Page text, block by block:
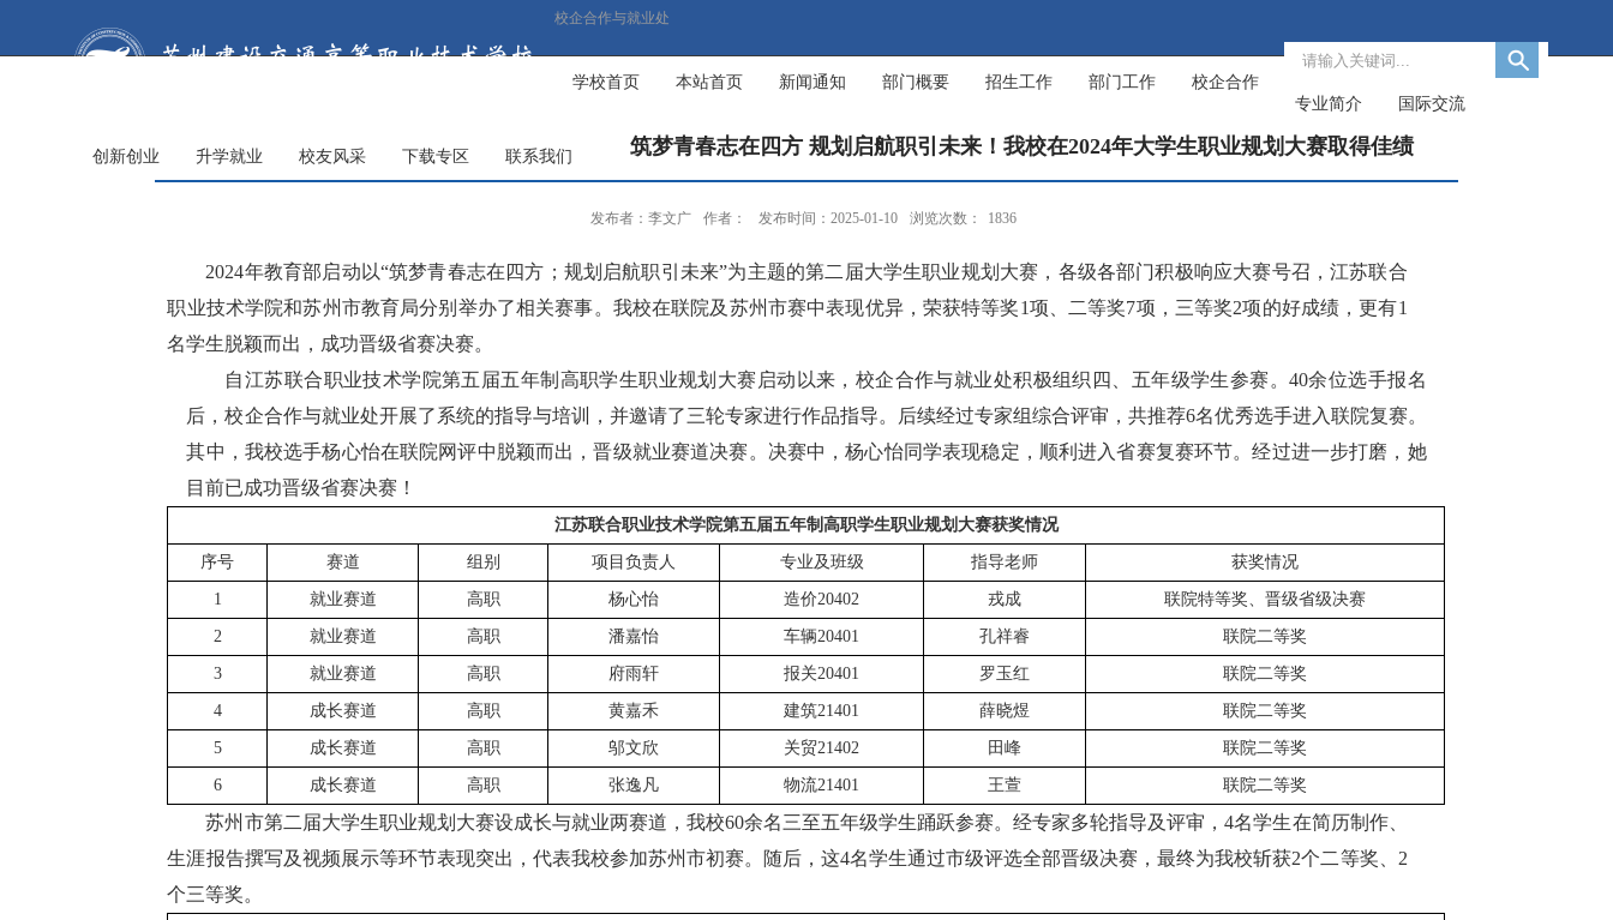
校企合作与就业处
学校首页 本站首页 新闻通知 部门概要 招生工作 部门工作
校企合作
专业简介
国际交流
创新创业 升学就业 校友风采 下载专区 联系我们 筑梦青春志在四方 规划启航职引未来！我校在2024年大学生职业规划大赛取得佳绩
发布者：李文广 作者： 发布时间：2025-01-10 浏览次数： 1836
2024年教育部 启动 以“筑梦青春志在四方；规划启航职引未来”为主题的第二届大学生职业规划大赛， 各级各部门积极响应大赛号召，江苏联合
职业技术学院和苏州市教育局分别举办了相关赛事。 我校在联院及苏州市赛中表现优异，荣获特等奖1项、二等奖7项 ，三等奖2项的好成绩，更有1
名学生脱颖而出，成功晋级省赛决赛。
自江苏联合职业技术学院第五届五年制高职学生职业规划大赛启动以来，校企合作与就业处积极组织四、五年级学生参赛。40余位选手报名
后，校企合作与就业处开展了系统的指导与培训，并邀请了三轮专家进行作品指导。 后续经过专家组综合评审 ，共推荐6名优秀选手进入联院复赛。
其中，我校选手杨心怡在联院网评中脱颖而出，晋级就业赛道决赛。决赛中，杨心怡同学表现稳定，顺利进入省赛复赛环节。经过进一步打磨，她
目前已成功晋级省赛决赛！
江苏联合职业技术学院第五届五年制高职学生职业规划大赛获奖情况
序号 赛道 组别 项目负责人 专业及班级 指导老师 获奖情况
1 就业赛道 高职 杨心怡 造价20402 戎成 联院特等奖、晋级省级决赛
2 就业赛道 高职 潘嘉怡 车辆20401 孔祥睿 联院二等奖
3 就业赛道 高职 府雨轩 报关20401 罗玉红 联院二等奖
4 成长赛道 高职 黄嘉禾 建筑21401 薛晓煜 联院二等奖
5 成长赛道 高职 邬文欣 关贸21402 田峰 联院二等奖
6 成长赛道 高职 张逸凡 物流21401 王萱 联院二等奖
苏州市第二届大学生职业规划大赛设成长与就业两赛道，我校60余名三至五年级学生踊跃参赛。经专家多轮指导及评审，4名学生在简历制作、
生涯报告撰写及视频展示等环节表现突出，代表我校参加苏州市初赛。随后，这4名学生通过市级评选全部晋级决赛，最终为我校斩获2个二等奖、2
个三等奖。